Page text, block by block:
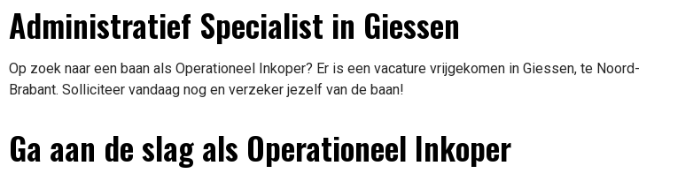
Administratief Specialist in Giessen
Op zoek naar een baan als Operationeel Inkoper? Er is een vacature vrijgekomen in Giessen, te Noord-
Brabant. Solliciteer vandaag nog en verzeker jezelf van de baan!
Ga aan de slag als Operationeel Inkoper